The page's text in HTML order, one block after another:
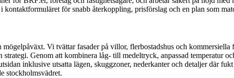
för snabb återkoppling, prisförslag och en plan som
Vi tvättar fasader på villor, flerbostadshus och kommersiella
Genom att kombinera låg- till medeltryck, anpassad temperatur
inklusive utsatta lägen, skuggzoner, nederkanter och detaljer där
stockholmsvädret.